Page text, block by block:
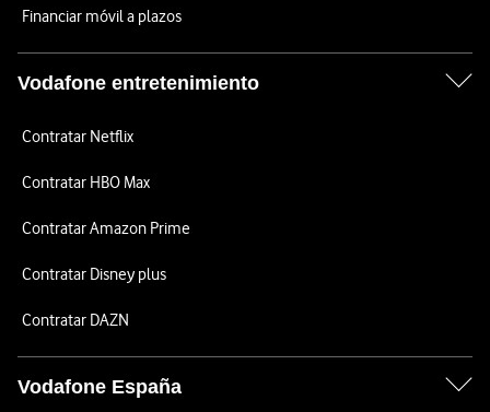
Financiar móvil a plazos
Vodafone entretenimiento
Contratar Netflix
Contratar HBO Max
Contratar Amazon Prime
Contratar Disney plus
Contratar DAZN
Vodafone España